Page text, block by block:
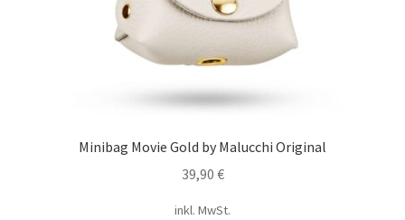
Minibag Movie Gold by Malucchi Original
39,90 €
inkl. MwSt.